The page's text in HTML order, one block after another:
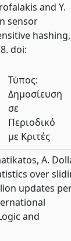
and Y.
sensor
doi:
Τύπος:
Δημοσίευση
σε
Περιοδικό
με Κριτές
A.
over
updates
and